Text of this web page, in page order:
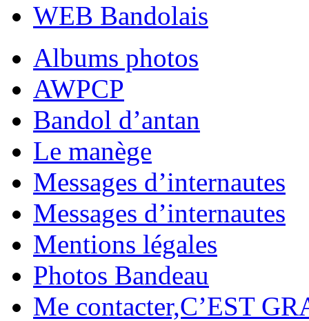
WEB Bandolais
Albums photos
AWPCP
Bandol d’antan
Le manège
Messages d’internautes
Messages d’internautes
Mentions légales
Photos Bandeau
Me contacter,C’EST